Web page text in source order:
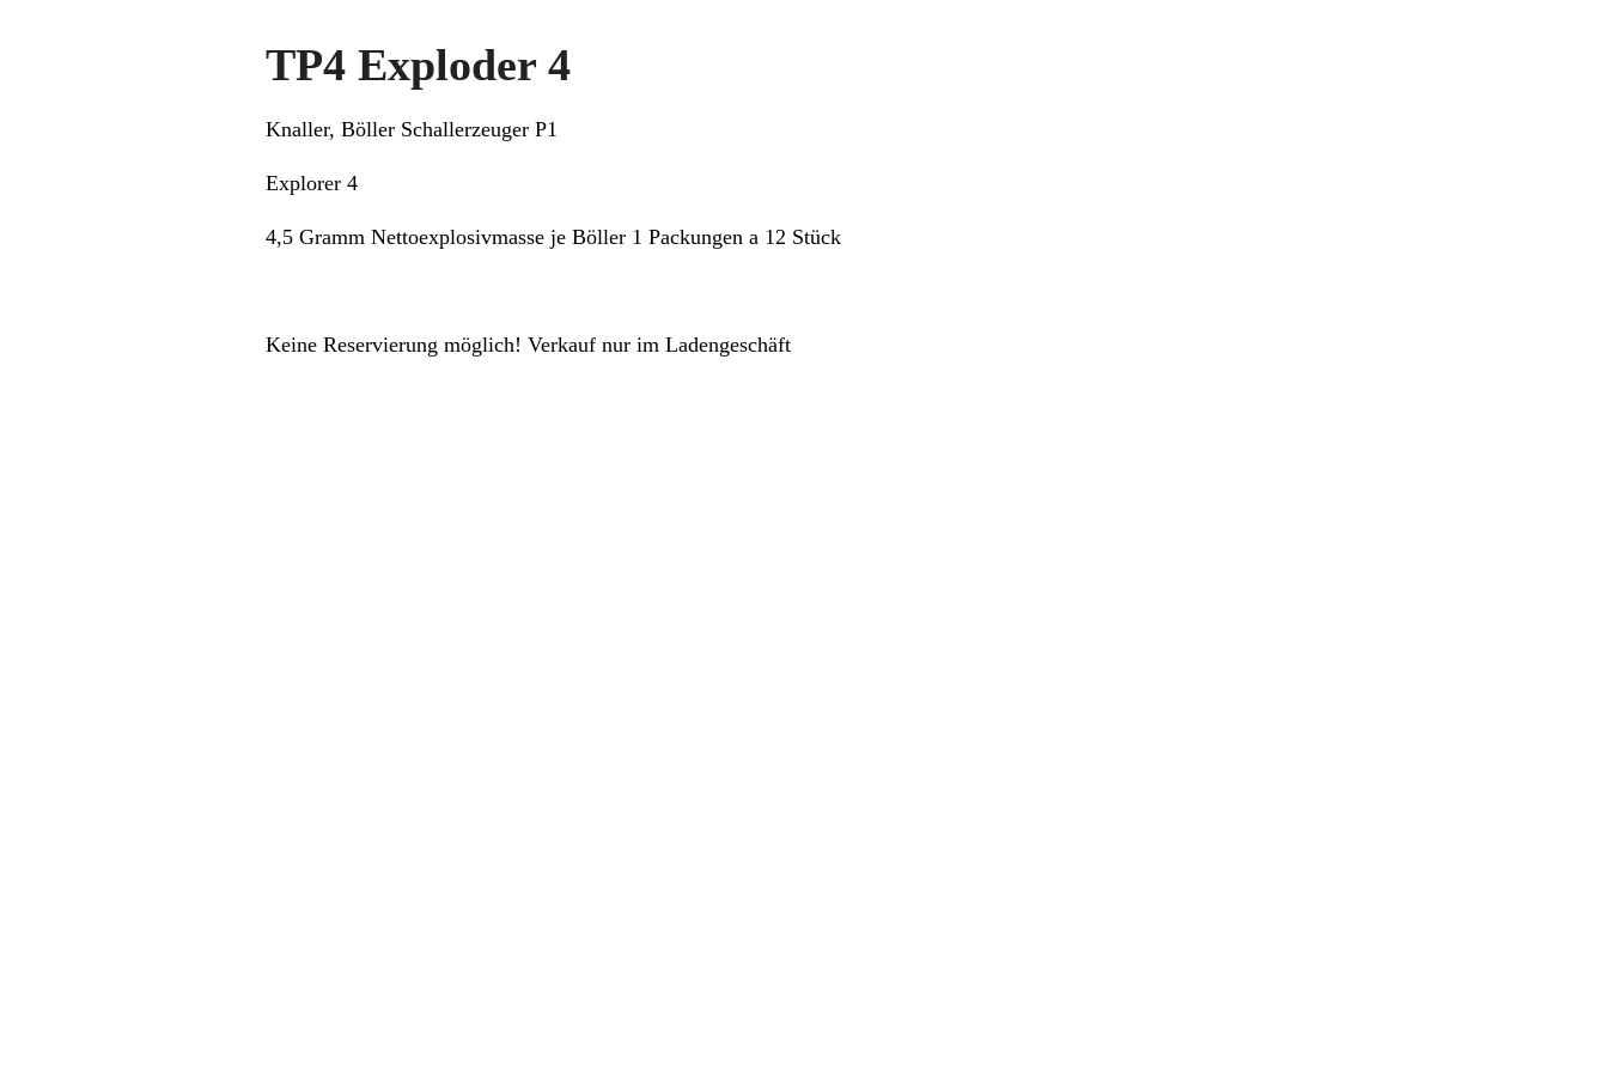
TP4 Exploder 4
Knaller, Böller Schallerzeuger P1
Explorer 4
4,5 Gramm Nettoexplosivmasse je Böller 1 Packungen a 12 Stück
Keine Reservierung möglich! Verkauf nur im Ladengeschäft